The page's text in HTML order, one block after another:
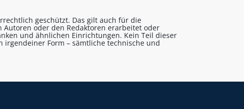
geschützt. Das gilt auch für die
oder den Redaktoren erarbeitet oder
und ähnlichen Einrichtungen. Kein Teil dieser
Form – sämtliche technische und